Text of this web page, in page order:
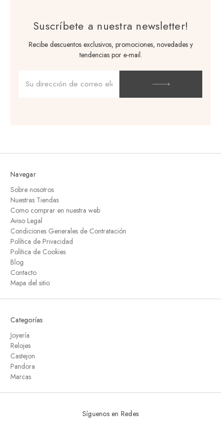
Suscríbete a nuestra newsletter!
Recibe descuentos exclusivos, promociones, novedades y
tendencias por e-mail.
de
correo
Navegar
Sobre nosotros
Nuestras Tiendas
Como comprar en nuestra web
Aviso Legal
Condiciones Generales de Contratación
Política de Privacidad
Política de Cookies
Blog
Contacto
Mapa del sitio
Categorías
Joyería
Relojes
Castejon
Pandora
Marcas
Síguenos en Redes